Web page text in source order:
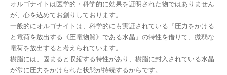
オルゴナイトは医学的・科学的に効果を証明された物ではありません
が、心を込めてお創りしております。
一般的にオルゴナイトは、科学的にも実証されている『圧力をかける
と電荷を放出する《圧電物質》である水晶』の特性を借りて、微弱な
電荷を放出すると考えられています。
樹脂には、固まると収縮する特性があり、樹脂に封入されている水晶
が常に圧力をかけられた状態が持続するからです。